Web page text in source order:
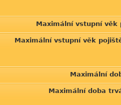
Maximální vstupní věk
Maximální vstupní věk
Maximální
Maximální doba